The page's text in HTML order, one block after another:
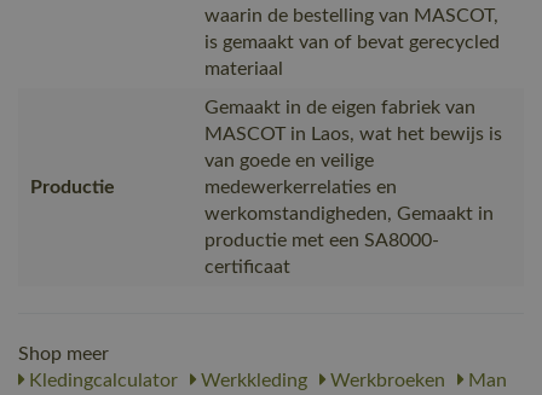
waarin de bestelling van MASCOT,
is gemaakt van of bevat gerecycled
materiaal
Productie
Gemaakt in de eigen fabriek van
MASCOT in Laos, wat het bewijs is
van goede en veilige
medewerkerrelaties en
werkomstandigheden, Gemaakt in
productie met een SA8000-
certificaat
Shop meer
Kledingcalculator
Werkkleding Werkbroeken
Man